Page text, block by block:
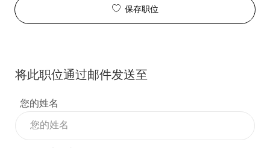
保存职位
将此职位通过邮件发送至
您的姓名